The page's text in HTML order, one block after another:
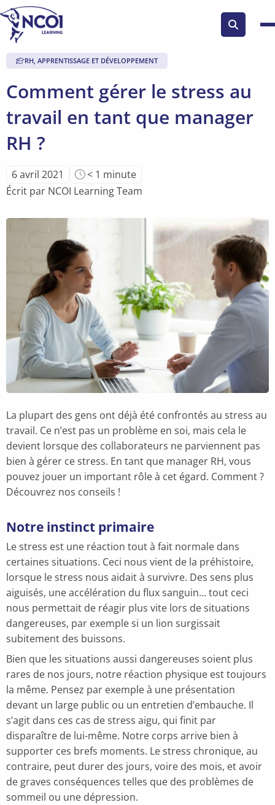
Search
button
Comment gérer le stress au
travail en tant que manager
RH ?
RH, APPRENTISSAGE ET DÉVELOPPEMENT
6 avril 2021
Temps
de
< 1 minute
Écrit par NCOI Learning Team
La plupart des gens ont déjà été confrontés au stress au
travail. Ce n’est pas un problème en soi, mais cela le
devient lorsque des collaborateurs ne parviennent pas
bien à gérer ce stress. En tant que manager RH, vous
pouvez jouer un important rôle à cet égard. Comment ?
Découvrez nos conseils !
Notre instinct primaire
Le stress est une réaction tout à fait normale dans
certaines situations. Ceci nous vient de la préhistoire,
lorsque le stress nous aidait à survivre. Des sens plus
aiguisés, une accélération du flux sanguin… tout ceci
nous permettait de réagir plus vite lors de situations
dangereuses, par exemple si un lion surgissait
subitement des buissons.
Bien que les situations aussi dangereuses soient plus
rares de nos jours, notre réaction physique est toujours
la même. Pensez par exemple à une présentation
devant un large public ou un entretien d’embauche. Il
s’agit dans ces cas de stress aigu, qui finit par
disparaître de lui-même. Notre corps arrive bien à
supporter ces brefs moments. Le stress chronique, au
contraire, peut durer des jours, voire des mois, et avoir
de graves conséquences telles que des problèmes de
sommeil ou une dépression.